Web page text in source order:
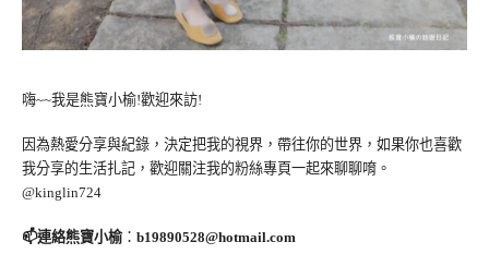
嗨~~我是熊寶小榆!歡迎來訪!
因為熱愛分享與紀錄，決定把我的視界，帶往你的世界，如果你也喜歡
我分享的生活扎記，歡迎關注我的粉絲專頁一起來聊聊唷。
@kinglin724
📫連絡熊寶小榆： b19890528@hotmail.com